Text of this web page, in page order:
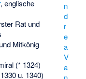
n
d
r
e
a
V
a
, englische
Rat und
Mitkönig
(* 1324)
u. 1340)